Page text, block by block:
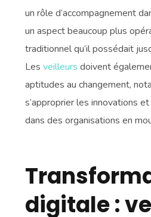
un rôle d’accompagnement
un aspect beaucoup plus
traditionnel qu’il possédait
Lesveilleurs doivent
aptitudes au changement,
s’approprier les innovations
dans des organisations en
digitale: